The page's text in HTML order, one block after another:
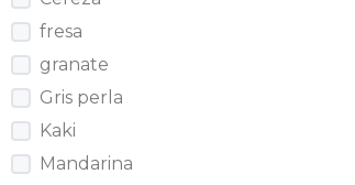
fresa
granate
Gris perla
Kaki
Mandarina